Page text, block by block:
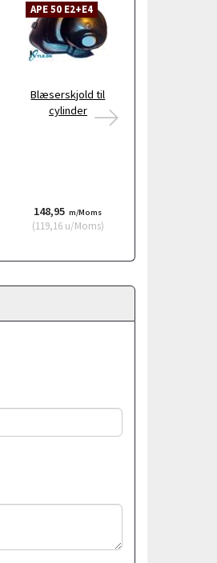
APE 50 E2+E4
Blæserskjold til
cylinder
148,95 m/Moms
(119,16u/Moms)